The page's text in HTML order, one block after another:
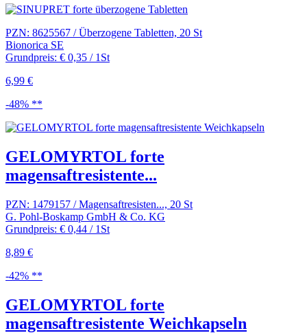
PZN: 8625567 / Überzogene Tabletten, 20 St
Bionorica SE
Grundpreis: € 0,35 / 1St
6,99 €
-48% **
GELOMYRTOL forte
magensaftresistente...
PZN: 1479157 / Magensaftresisten..., 20 St
G. Pohl-Boskamp GmbH & Co. KG
Grundpreis: € 0,44 / 1St
8,89 €
-42% **
GELOMYRTOL forte
magensaftresistente Weichkapseln